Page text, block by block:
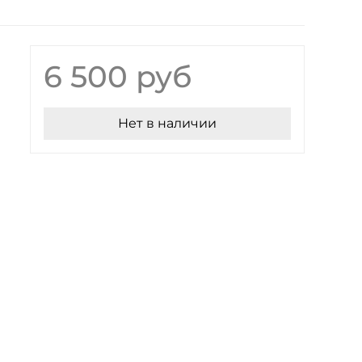
6 500 руб
Нет в наличии